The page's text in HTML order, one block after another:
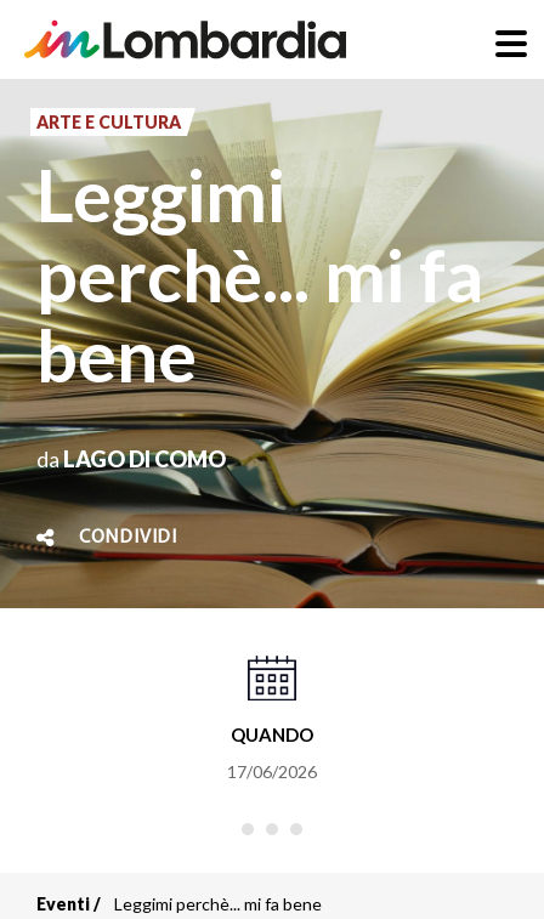
contenuto
principale
ARTE E CULTURA
Leggimi
perchè... mi fa
bene
daLAGO DI COMO
CONDIVIDI
QUANDO
17/06/2026
Eventi Leggimi perchè... mi fa bene